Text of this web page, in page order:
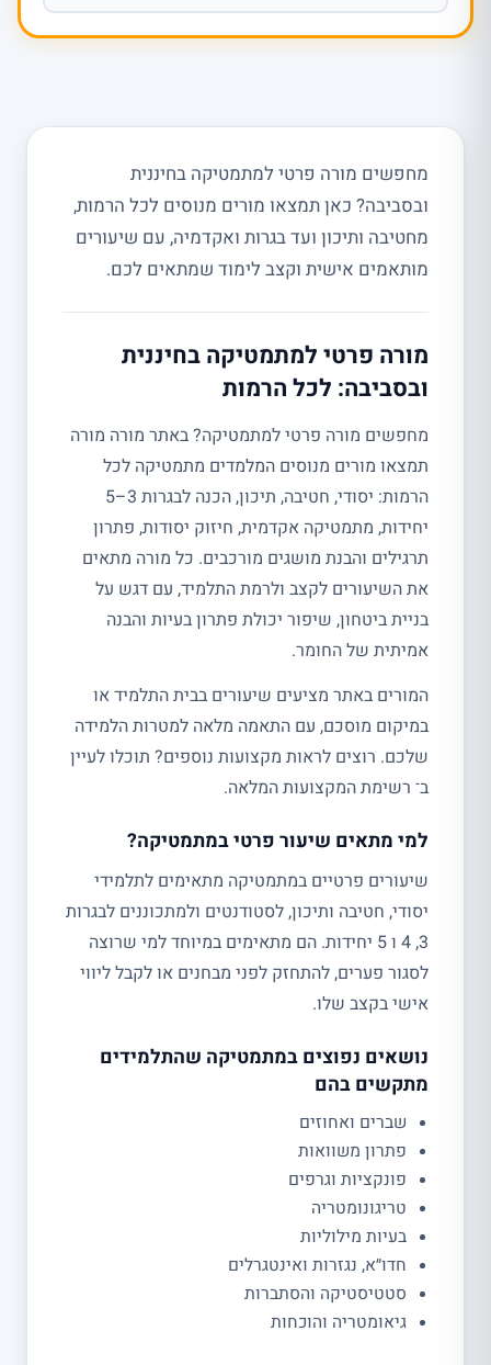
מחפשים מורה פרטי למתמטיקה בחיננית
ובסביבה? כאן תמצאו מורים מנוסים לכל הרמות,
מחטיבה ותיכון ועד בגרות ואקדמיה, עם שיעורים
מותאמים אישית וקצב לימוד שמתאים לכם.
מורה פרטי למתמטיקה בחיננית
ובסביבה: לכל הרמות
מחפשים מורה פרטי למתמטיקה? באתר מורה מורה
תמצאו מורים מנוסים המלמדים מתמטיקה לכל
הרמות: יסודי, חטיבה, תיכון, הכנה לבגרות 3–5
יחידות, מתמטיקה אקדמית, חיזוק יסודות, פתרון
תרגילים והבנת מושגים מורכבים. כל מורה מתאים
את השיעורים לקצב ולרמת התלמיד, עם דגש על
בניית ביטחון, שיפור יכולת פתרון בעיות והבנה
אמיתית של החומר.
המורים באתר מציעים שיעורים בבית התלמיד או
במיקום מוסכם, עם התאמה מלאה למטרות הלמידה
שלכם. רוצים לראות מקצועות נוספים? תוכלו לעיין
ב־ רשימת המקצועות המלאה.
למי מתאים שיעור פרטי במתמטיקה?
שיעורים פרטיים במתמטיקה מתאימים לתלמידי
יסודי, חטיבה ותיכון, לסטודנטים ולמתכוננים לבגרות
3, 4 ו 5 יחידות. הם מתאימים במיוחד למי שרוצה
לסגור פערים, להתחזק לפני מבחנים או לקבל ליווי
אישי בקצב שלו.
נושאים נפוצים במתמטיקה שהתלמידים
מתקשים בהם
שברים ואחוזים
פתרון משוואות
פונקציות וגרפים
טריגונומטריה
בעיות מילוליות
חדו״א, נגזרות ואינטגרלים
סטטיסטיקה והסתברות
גיאומטריה והוכחות